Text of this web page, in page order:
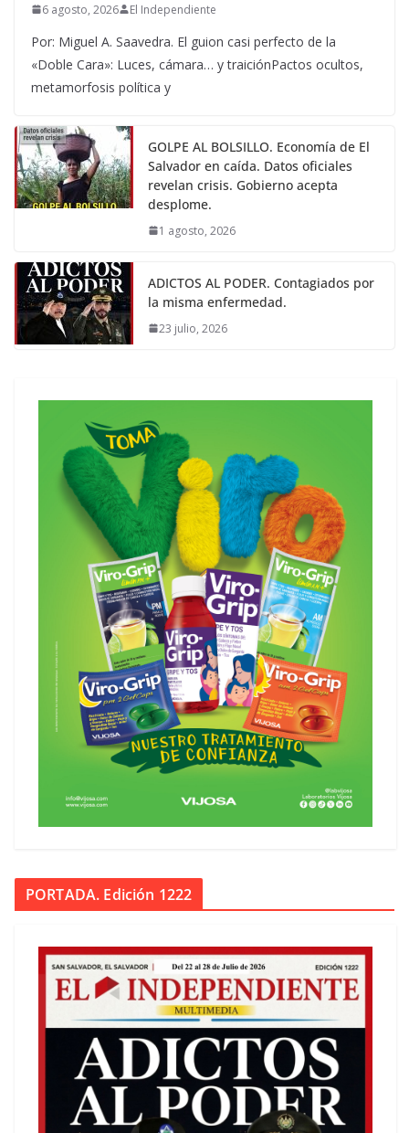
6 agosto, 2026 El Independiente
Por: Miguel A. Saavedra. El guion casi perfecto de la
«Doble Cara»: Luces, cámara… y traiciónPactos ocultos,
metamorfosis política y
GOLPE AL BOLSILLO. Economía de El
Salvador en caída. Datos oficiales
revelan crisis. Gobierno acepta
desplome.
1 agosto, 2026
ADICTOS AL PODER. Contagiados por
la misma enfermedad.
23 julio, 2026
PORTADA. Edición 1222